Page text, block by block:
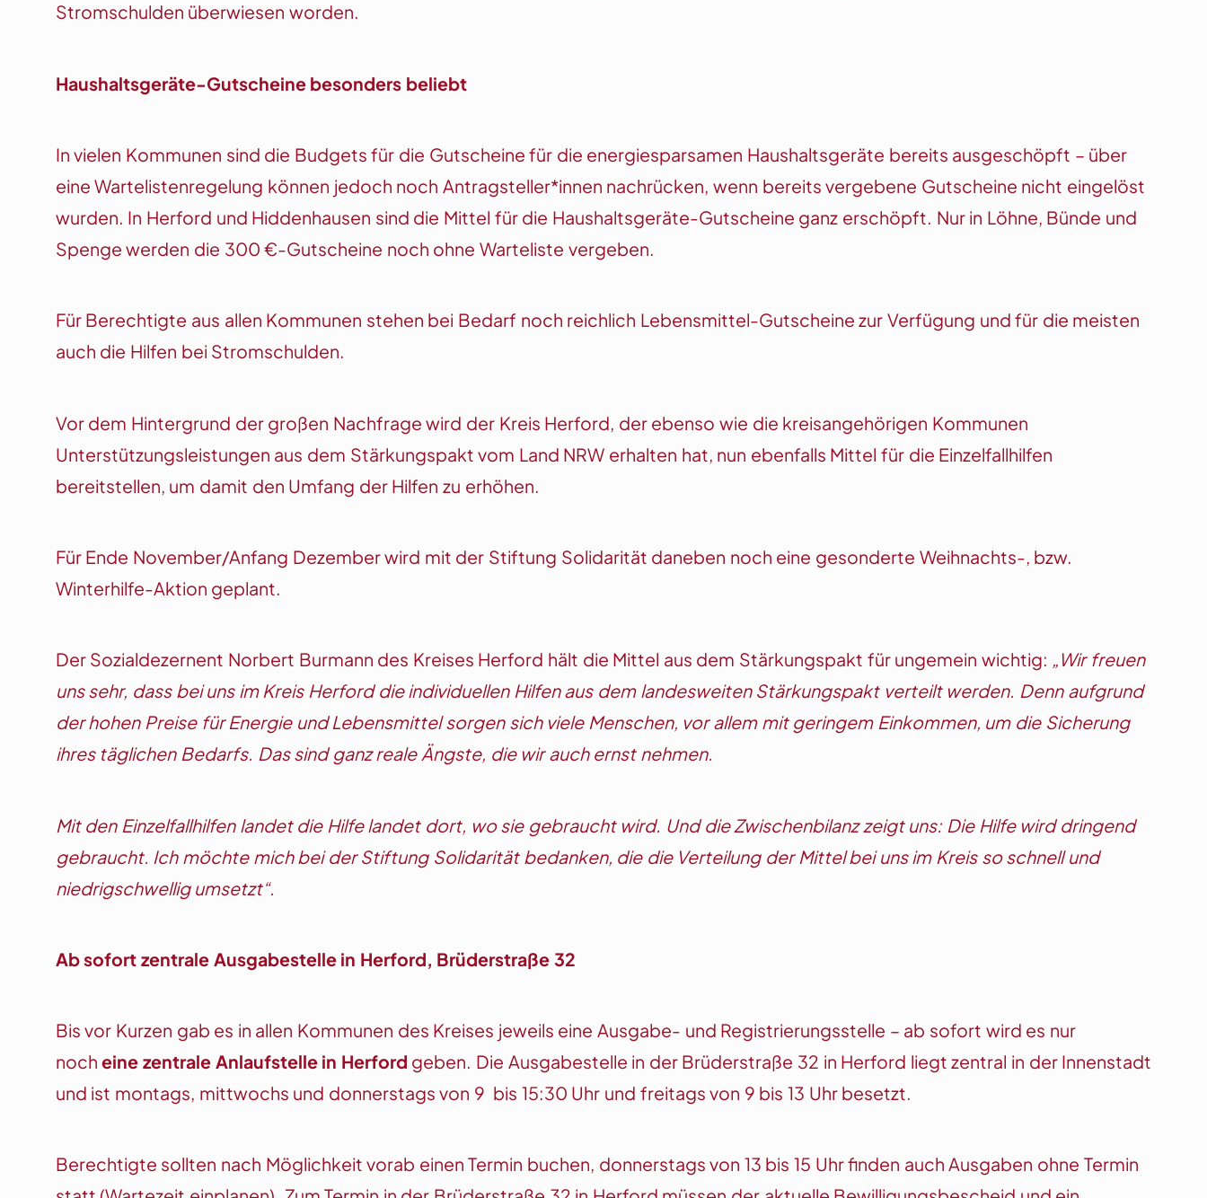
Stromschulden überwiesen worden.
Haushaltsgeräte-Gutscheine besonders beliebt
In vielen Kommunen sind die Budgets für die Gutscheine für die energiesparsamen Haushaltsgeräte bereits ausgeschöpft – über
eine Wartelistenregelung können jedoch noch Antragsteller*innen nachrücken, wenn bereits vergebene Gutscheine nicht eingelöst
wurden. In Herford und Hiddenhausen sind die Mittel für die Haushaltsgeräte-Gutscheine ganz erschöpft. Nur in Löhne, Bünde und
Spenge werden die 300 €-Gutscheine noch ohne Warteliste vergeben.
Für Berechtigte aus allen Kommunen stehen bei Bedarf noch reichlich Lebensmittel-Gutscheine zur Verfügung und für die meisten
auch die Hilfen bei Stromschulden.
Vor dem Hintergrund der großen Nachfrage wird der Kreis Herford, der ebenso wie die kreisangehörigen Kommunen
Unterstützungsleistungen aus dem Stärkungspakt vom Land NRW erhalten hat, nun ebenfalls Mittel für die Einzelfallhilfen
bereitstellen, um damit den Umfang der Hilfen zu erhöhen.
Für Ende November/Anfang Dezember wird mit der Stiftung Solidarität daneben noch eine gesonderte Weihnachts-, bzw.
Winterhilfe-Aktion geplant.
Der Sozialdezernent Norbert Burmann des Kreises Herford hält die Mittel aus dem Stärkungspakt für ungemein wichtig: „Wir freuen
uns sehr, dass bei uns im Kreis Herford die individuellen Hilfen aus dem landesweiten Stärkungspakt verteilt werden. Denn aufgrund
der hohen Preise für Energie und Lebensmittel sorgen sich viele Menschen, vor allem mit geringem Einkommen, um die Sicherung
ihres täglichen Bedarfs. Das sind ganz reale Ängste, die wir auch ernst nehmen.
Mit den Einzelfallhilfen landet die Hilfe landet dort, wo sie gebraucht wird. Und die Zwischenbilanz zeigt uns: Die Hilfe wird dringend
gebraucht. Ich möchte mich bei der Stiftung Solidarität bedanken, die die Verteilung der Mittel bei uns im Kreis so schnell und
niedrigschwellig umsetzt“.
Ab sofort zentrale Ausgabestelle in Herford, Brüderstraße 32
Bis vor Kurzen gab es in allen Kommunen des Kreises jeweils eine Ausgabe- und Registrierungsstelle – ab sofort wird es nur
nocheine zentrale Anlaufstelle in Herford geben. Die Ausgabestelle in der Brüderstraße 32 in Herford liegt zentral in der Innenstadt
und ist montags, mittwochs und donnerstags von 9 bis 15:30 Uhr und freitags von 9 bis 13 Uhr besetzt.
Berechtigte sollten nach Möglichkeit vorab einen Termin buchen, donnerstags von 13 bis 15 Uhr finden auch Ausgaben ohne Termin